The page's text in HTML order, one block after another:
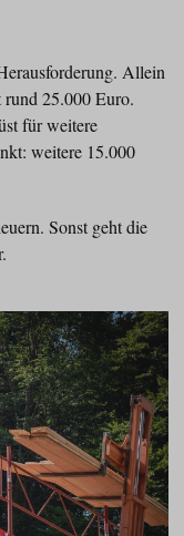
Allein
rund 25.000 Euro.
für weitere
weitere 15.000
Sonst geht die